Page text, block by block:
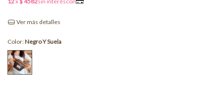
Ver más detalles
Color:Negro Y Suela